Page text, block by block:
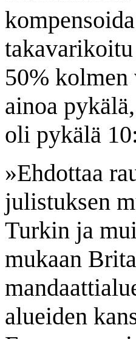
50% kolmen
ainoa
oli pykälä 10:
»Ehdottaa
julistuksen
Turkin ja
mukaan
alueiden